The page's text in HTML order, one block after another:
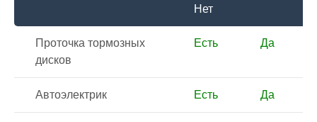
Нет
Проточка тормозных
дисков
Есть Да
Автоэлектрик Есть Да